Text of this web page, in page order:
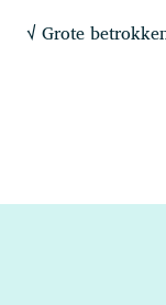
√ Grote